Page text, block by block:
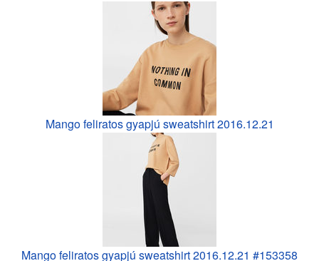
Mango feliratos gyapjú sweatshirt 2016.12.21
Mango feliratos gyapjú sweatshirt 2016.12.21 #153358